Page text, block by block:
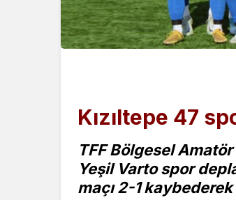
Kızıltepe 47
TFF Bölgesel
Yeşil Varto spor
maçı 2-1